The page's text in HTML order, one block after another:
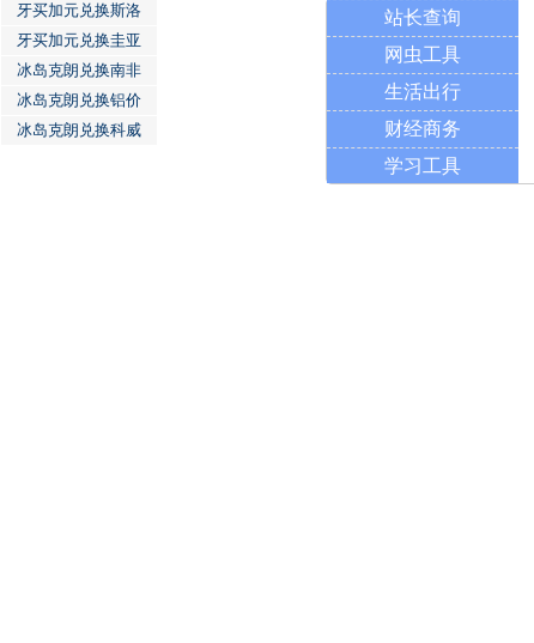
牙买加元兑换斯洛
牙买加元兑换圭亚
冰岛克朗兑换南非
冰岛克朗兑换铝价
冰岛克朗兑换科威
站长查询
网虫工具
生活出行
财经商务
学习工具